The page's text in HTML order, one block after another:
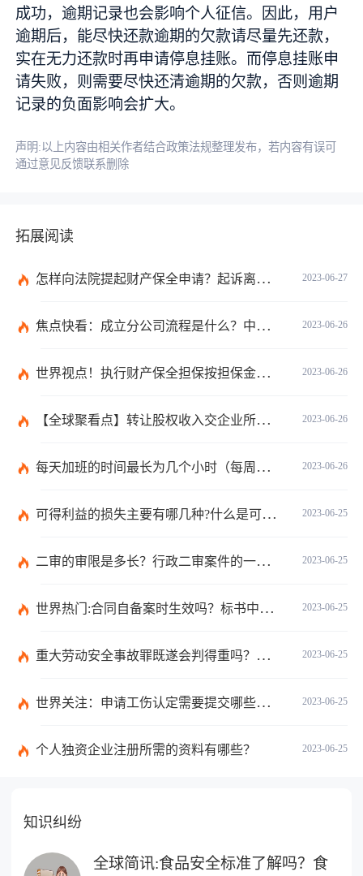
成功，逾期记录也会影响个人征信。因此，用户
逾期后，能尽快还款逾期的欠款请尽量先还款，
实在无力还款时再申请停息挂账。而停息挂账申
请失败，则需要尽快还清逾期的欠款，否则逾期
记录的负面影响会扩大。
声明:以上内容由相关作者结合政策法规整理发布，若内容有误可
通过意见反馈联系删除
拓展阅读
2023-06-27
怎样向法院提起财产保全申请？起诉离婚能申请财产保全吗？_全球快播
2023-06-26
焦点快看：成立分公司流程是什么？中华人民共和国公司登记管理条例第四十七条是什么？
2023-06-26
世界视点！执行财产保全担保按担保金额的1%收取吗？
2023-06-26
【全球聚看点】转让股权收入交企业所得税吗？企业所得税征税原则是什么？
2023-06-26
每天加班的时间最长为几个小时（每周加班不能超过多少小时）
2023-06-25
可得利益的损失主要有哪几种?什么是可得利益？|天天速读
2023-06-25
二审的审限是多长？行政二审案件的一般处理规则是什么?
2023-06-25
世界热门:合同自备案时生效吗？标书中的合同需要全部放上去吗？
2023-06-25
重大劳动安全事故罪既遂会判得重吗？重大劳动安全事故罪与玩忽职守罪的界限是什么？_世界速看
2023-06-25
世界关注：申请工伤认定需要提交哪些材料？提出工伤认定申请依据是什么？
2023-06-25
个人独资企业注册所需的资料有哪些？
知识纠纷
全球简讯:食品安全标准了解吗？食